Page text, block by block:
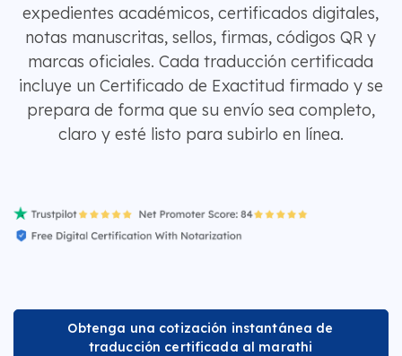
expedientes académicos, certificados digitales,
notas manuscritas, sellos, firmas, códigos QR y
marcas oficiales. Cada traducción certificada
incluye un Certificado de Exactitud firmado y se
prepara de forma que su envío sea completo,
claro y esté listo para subirlo en línea.
Obtenga una cotización instantánea de
traducción certificada al marathi